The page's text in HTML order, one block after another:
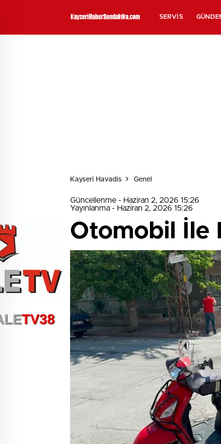
SERVIS
Kayseri Havadis Genel
Güncellenme - Haziran 2, 2026 15:26
Yayınlanma - Haziran 2, 2026 15:26
Otomobil İle